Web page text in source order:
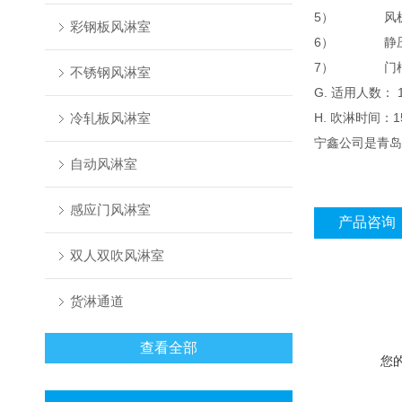
彩钢板风淋室
不锈钢风淋室
冷轧板风淋室
自动风淋室
感应门风淋室
双人双吹风淋室
货淋通道
查看全部
5）
风
6）
静
7）
门
G. 适用人数：
H. 吹淋时间：
宁鑫公司是青
产品咨询
您